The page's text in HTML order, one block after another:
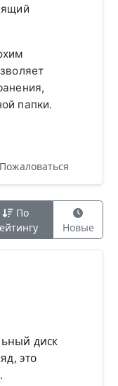
папки.
По
Новые
диск
это